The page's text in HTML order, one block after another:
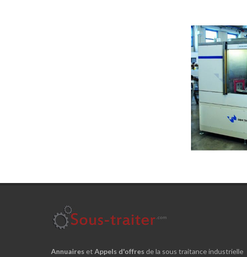
Annuaires et Appels d'offres de la sous traitance industrielle